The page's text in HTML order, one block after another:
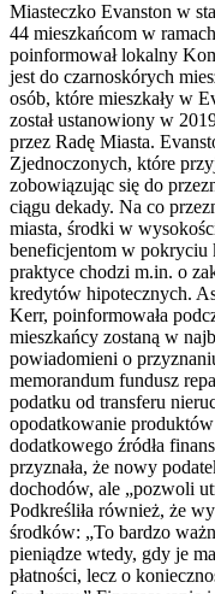
Miasteczko Evanston w
44 mieszkańcom w
poinformował lokalny
jest do czarnoskórych
osób, które mieszkały w
został ustanowiony w
przez Radę Miasta.
Zjednoczonych, które
zobowiązując się do
ciągu dekady. Na co
miasta, środki w
beneficjentom w pokryciu
praktyce chodzi m.in. o
kredytów hipotecznych.
Kerr, poinformowała
mieszkańcy zostaną w
powiadomieni o
memorandum fundusz
podatku od transferu
opodatkowanie
dodatkowego źródła
przyznała, że nowy
dochodów, ale „pozwoli
Podkreśliła również, że
środków: „To bardzo
pieniądze wtedy, gdy je
płatności, lecz o